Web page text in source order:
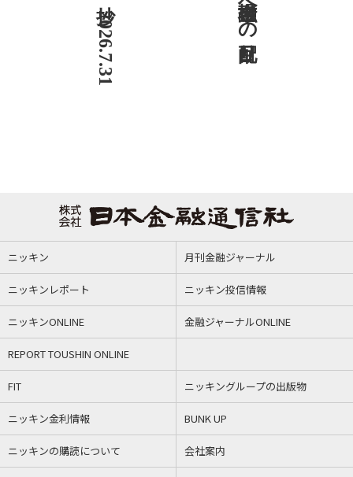
ニッキン 月刊金融ジャーナル
ニッキンレポート ニッキン投信情報
ニッキンONLINE 金融ジャーナルONLINE
REPORT TOUSHIN ONLINE
FIT ニッキングループの出版物
ニッキン金利情報 BUNK UP
ニッキンの購読について 会社案内